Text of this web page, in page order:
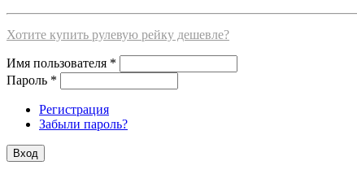
Хотите купить рулевую рейку дешевле?
Имя пользователя *
Пароль *
Регистрация
Забыли пароль?